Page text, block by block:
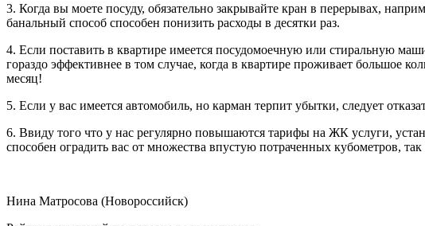
3. Когда вы моете посуду, обязательно закрывайте кран в перерывах,
банальный способ способен понизить расходы в десятки раз.
4. Если поставить в квартире имеется посудомоечную или стиральную
гораздо эффективнее в том случае, когда в квартире проживает большое
месяц!
5. Если у вас имеется автомобиль, но карман терпит убытки, следует
6. Ввиду того что у нас регулярно повышаются тарифы на ЖК услуги,
способен оградить вас от множества впустую потраченных кубометров,
Нина Матросова (Новороссийск)